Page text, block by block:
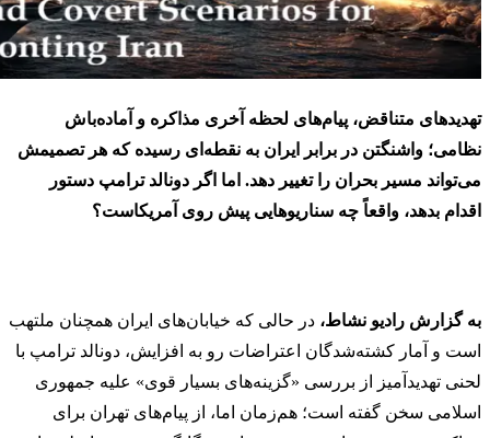
تهدیدهای متناقض، پیام‌های لحظه آخری مذاکره و آماده‌باش
نظامی؛ واشنگتن در برابر ایران به نقطه‌ای رسیده که هر تصمیمش
می‌تواند مسیر بحران را تغییر دهد. اما اگر دونالد ترامپ دستور
اقدام بدهد، واقعاً چه سناریوهایی پیش روی آمریکاست؟
به گزارش رادیو نشاط، در حالی که خیابان‌های ایران همچنان ملتهب
است و آمار کشته‌شدگان اعتراضات رو به افزایش، دونالد ترامپ با
لحنی تهدیدآمیز از بررسی «گزینه‌های بسیار قوی» علیه جمهوری
اسلامی سخن گفته است؛ هم‌زمان اما، از پیام‌های تهران برای